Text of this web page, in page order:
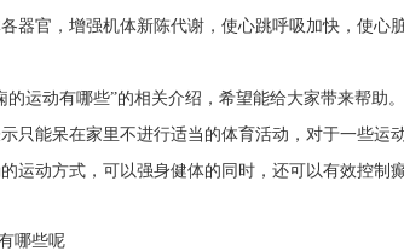
器官，增强机体新陈代谢，使心跳呼吸加快，使心
的运动有哪些”的相关介绍，希望能给大家带来帮助
只能呆在家里不进行适当的体育活动，对于一些运
运动方式，可以强身健体的同时，还可以有效控制
哪些呢